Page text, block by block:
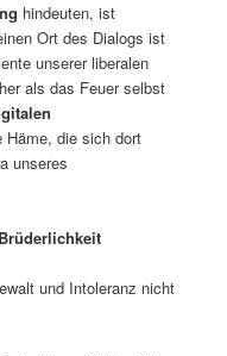
hindeuten, ist
Ort des Dialogs ist
unserer liberalen
als das Feuer selbst
Häme, die sich dort
unseres
und Intoleranz nicht